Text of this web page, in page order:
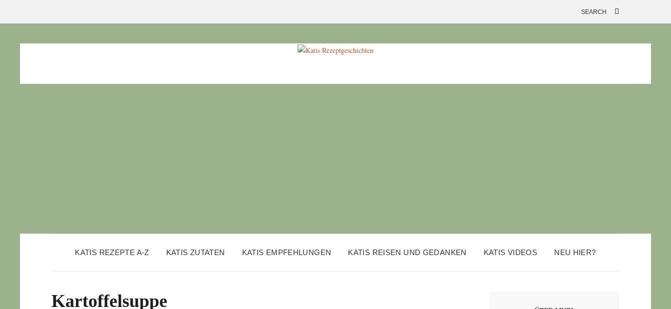
KATIS REZEPTE A-Z KATIS ZUTATEN KATIS EMPFEHLUNGEN KATIS REISEN UND GEDANKEN KATIS VIDEOS NEU HIER?
Kartoffelsuppe